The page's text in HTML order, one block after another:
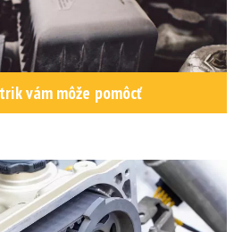
vám môže pomôcť